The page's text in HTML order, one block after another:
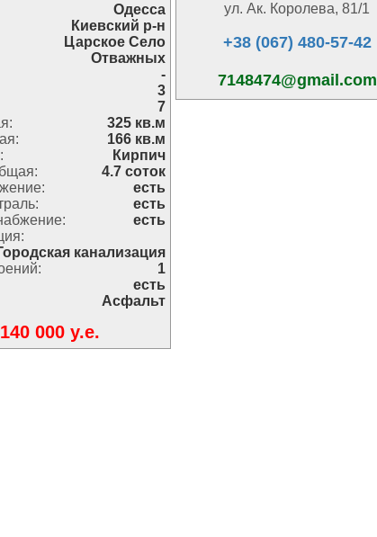
Одесса
Киевский р-н
Царское Село
Отважных
-
3
7
325 кв.м
166 кв.м
Кирпич
4.7 соток
есть
есть
есть
канализация
1
есть
Асфальт
140 000 y.e.
ул. Ак. Королева, 81/1
+38 (067) 480-57-42
7148474@gmail.com